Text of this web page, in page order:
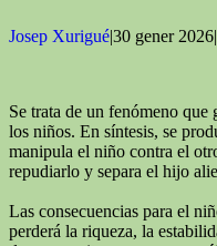
Josep Xurigué|30 gener 2026|
Se trata de un fenómeno que
los niños. En síntesis, se
manipula el niño contra el
repudiarlo y separa el hijo
Las consecuencias para el
perderá la riqueza, la